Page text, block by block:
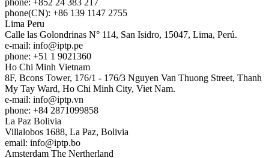
phone(CN): +86 139 1147 2755
Lima Peru
Calle las Golondrinas N° 114, San Isidro, 15047, Lima, Perú.
e-mail: info
iptp.pe
phone: +51 1 9021360
Ho Chi Minh Vietnam
8F, Bcons Tower, 176/1 - 176/3 Nguyen Van Thuong Street, Thanh
My Tay Ward, Ho Chi Minh City, Viet Nam.
e-mail: info
iptp.vn
phone: +84 2871099858
La Paz Bolivia
Villalobos 1688, La Paz, Bolivia
email: info
iptp.bo
Amsterdam The Nertherland